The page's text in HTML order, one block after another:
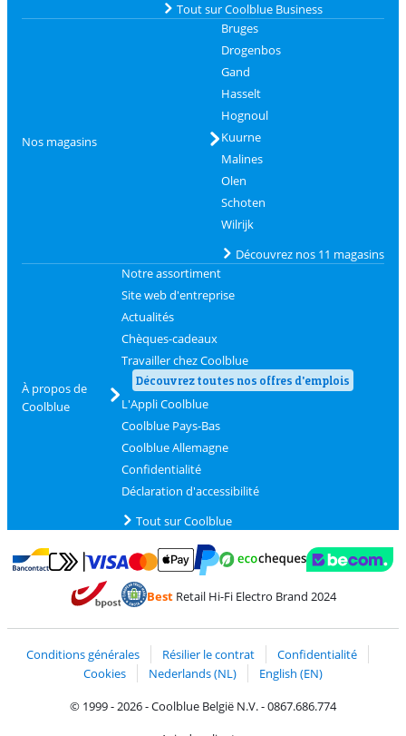
Tout sur Coolblue Business
Nos magasins
Bruges
Drogenbos
Gand
Hasselt
Hognoul
Kuurne
Malines
Olen
Schoten
Wilrijk
Découvrez nos 11 magasins
À propos de
Coolblue
Notre assortiment
Site web d'entreprise
Actualités
Chèques-cadeaux
Travailler chez Coolblue
Découvrez toutes nos offres d'emplois
L'Appli Coolblue
Coolblue Pays-Bas
Coolblue Allemagne
Confidentialité
Déclaration d'accessibilité
Tout sur Coolblue
Payer avec Bancontact
Payer avec MasterCard et Visa via ClickToPay
Payer avec PayPal
BestRetail Hi-Fi Electro Brand 2024
Conditions générales Résilier le contrat
Confidentialité
Cookies
Nederlands (NL)
English (EN)
© 1999 - 2026 - Coolblue België N.V. - 0867.686.774